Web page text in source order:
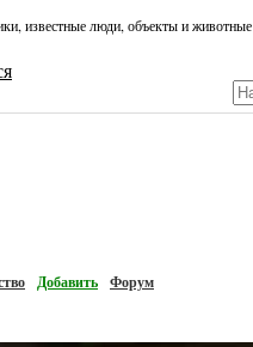
известные люди, объекты и животные
Добавить Форум